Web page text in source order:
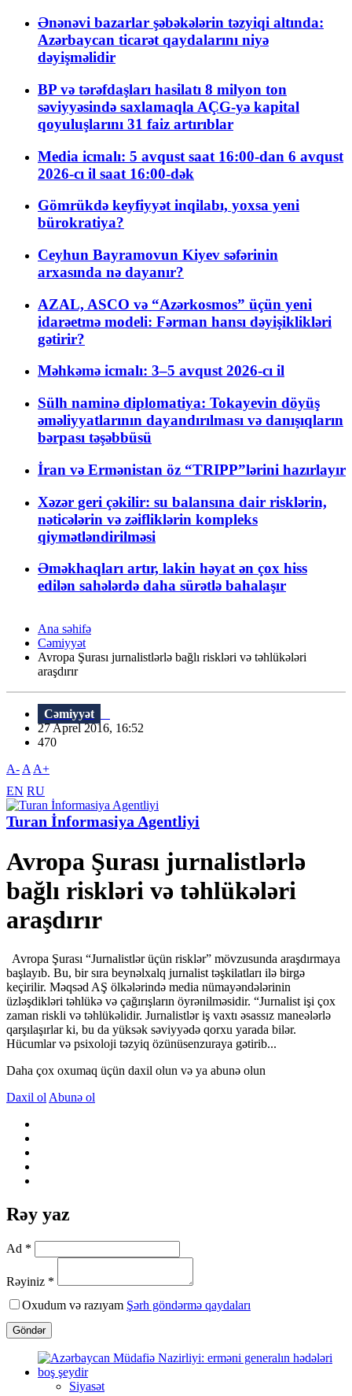
Ənənəvi bazarlar şəbəkələrin təzyiqi altında:
Azərbaycan ticarət qaydalarını niyə
dəyişməlidir
BP və tərəfdaşları hasilatı 8 milyon ton
səviyyəsində saxlamaqla AÇG-yə kapital
qoyuluşlarını 31 faiz artırıblar
Media icmalı: 5 avqust saat 16:00-dan 6 avqust
2026-cı il saat 16:00-dək
Gömrükdə keyfiyyət inqilabı, yoxsa yeni
bürokratiya?
Ceyhun Bayramovun Kiyev səfərinin
arxasında nə dayanır?
AZAL, ASCO və “Azərkosmos” üçün yeni
idarəetmə modeli: Fərman hansı dəyişiklikləri
gətirir?
Məhkəmə icmalı: 3–5 avqust 2026-cı il
Sülh naminə diplomatiya: Tokayevin döyüş
əməliyyatlarının dayandırılması və danışıqların
bərpası təşəbbüsü
İran və Ermənistan öz “TRIPP”lərini hazırlayır
Xəzər geri çəkilir: su balansına dair risklərin,
nəticələrin və zəifliklərin kompleks
qiymətləndirilməsi
Əməkhaqları artır, lakin həyat ən çox hiss
edilən sahələrdə daha sürətlə bahalaşır
Ana səhifə
Cəmiyyət
Avropa Şurası jurnalistlərlə bağlı riskləri və təhlükələri
araşdırır
Cəmiyyət
27 Aprel 2016, 16:52
470
A- A A+
EN RU
Turan İnformasiya Agentliyi
Avropa Şurası jurnalistlərlə
bağlı riskləri və təhlükələri
araşdırır
Avropa Şurası “Jurnalistlər üçün risklər” mövzusunda araşdırmaya
başlayıb. Bu, bir sıra beynəlxalq jurnalist təşkilatları ilə birgə
keçirilir. Məqsəd AŞ ölkələrində media nümayəndələrinin
üzləşdikləri təhlükə və çağırışların öyrənilməsidir. “Jurnalist işi çox
zaman riskli və təhlükəlidir. Jurnalistlər iş vaxtı əsassız maneələrlə
qarşılaşırlar ki, bu da yüksək səviyyədə qorxu yarada bilər.
Hücumlar və psixoloji təzyiq özünüsenzuraya gətirib...
Daha çox oxumaq üçün daxil olun və ya abunə olun
Daxil ol Abunə ol
Rəy yaz
Ad *
Rəyiniz *
Oxudum və razıyam Şərh göndərmə qaydaları
Göndər
Siyasət